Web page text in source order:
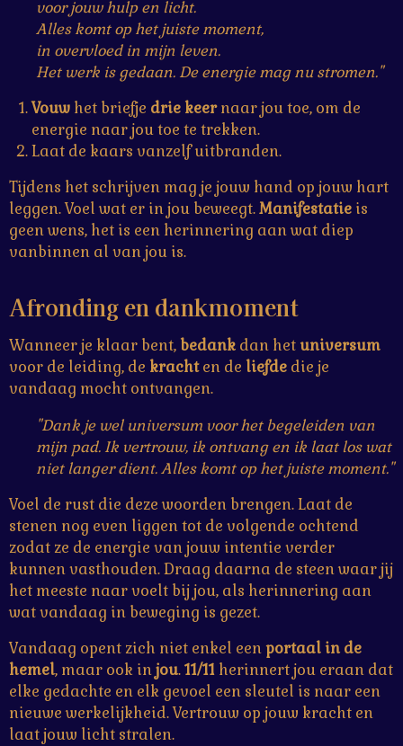
voor jouw hulp en licht.
Alles komt op het juiste moment,
in overvloed in mijn leven.
Het werk is gedaan. De energie mag nu stromen."
Vouwhet briefje drie keernaar jou toe, om de
energie naar jou toe te trekken.
Laat de kaars vanzelf uitbranden.
Tijdens het schrijven mag je jouw hand op jouw hart
leggen. Voel wat er in jou beweegt.Manifestatie is
geen wens, het is een herinnering aan wat diep
vanbinnen al van jou is.
Afronding en dankmoment
Wanneer je klaar bent, bedank dan het universum
voor de leiding, de krachten de liefde die je
vandaag mocht ontvangen.
"Dank je wel universum voor het begeleiden van
mijn pad. Ik vertrouw, ik ontvang en ik laat los wat
niet langer dient. Alles komt op het juiste moment."
Voel de rust die deze woorden brengen. Laat de
stenen nog even liggen tot de volgende ochtend
zodat ze de energie van jouw intentie verder
kunnen vasthouden. Draag daarna de steen waar jij
het meeste naar voelt bij jou, als herinnering aan
wat vandaag in beweging is gezet.
Vandaag opent zich niet enkel eenportaal in de
hemel, maar ook injou.11/11 herinnert jou eraan dat
elke gedachte en elk gevoel een sleutel is naar een
nieuwe werkelijkheid. Vertrouw op jouw kracht en
laat jouw licht stralen.